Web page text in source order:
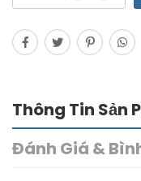
Thông Tin Sản
Đánh Giá &